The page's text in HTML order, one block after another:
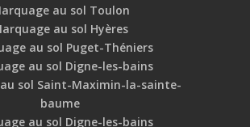
au sol Toulon
au sol Hyères
au sol Puget-Théniers
au sol Digne-les-bains
sol Saint-Maximin-la-sainte-
baume
au sol Digne-les-bains